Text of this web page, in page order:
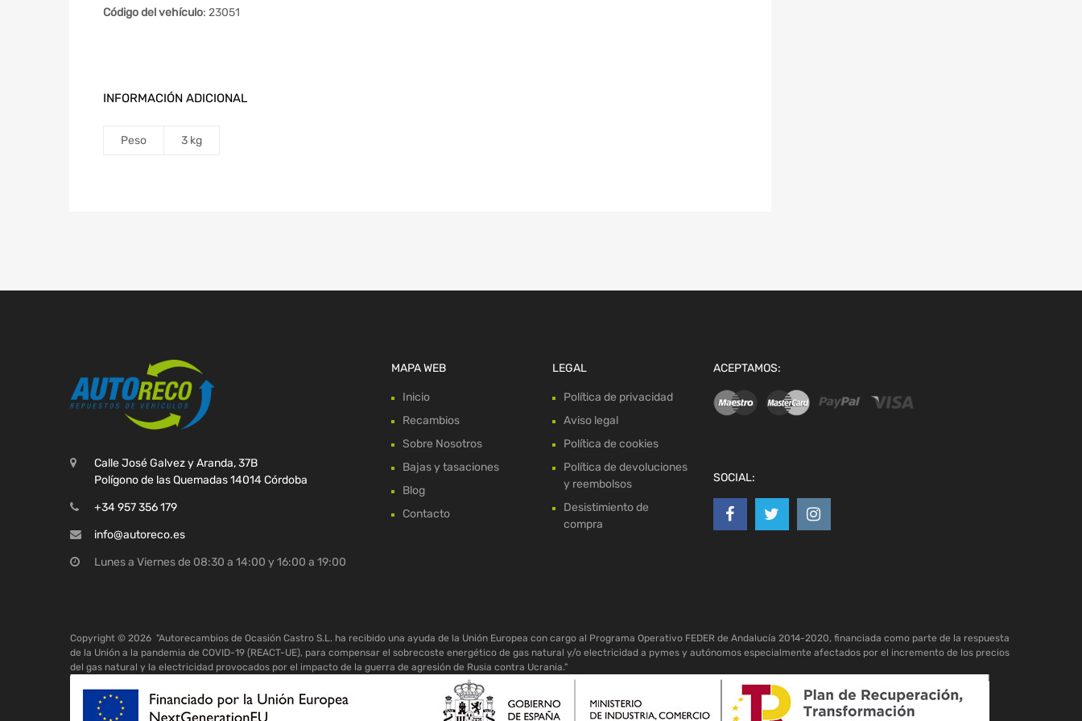
Código del vehículo: 23051
INFORMACIÓN ADICIONAL
Peso 3 kg
Calle José Galvez y Aranda, 37B
Polígono de las Quemadas 14014 Córdoba
+34 957 356 179
info@autoreco.es
Lunes a Viernes de 08:30 a 14:00 y 16:00 a 19:00
MAPA WEB
Inicio
Recambios
Sobre Nosotros
Bajas y tasaciones
Blog
Contacto
LEGAL
Política de privacidad
Aviso legal
Política de cookies
Política de devoluciones
y reembolsos
Desistimiento de
compra
ACEPTAMOS:
SOCIAL:
Copyright © 2026 "Autorecambios de Ocasión Castro S.L. ha recibido una ayuda de la Unión Europea con cargo al Programa Operativo FEDER de Andalucía 2014-2020, financiada como parte de la respuesta
de la Unión a la pandemia de COVID-19 (REACT-UE), para compensar el sobrecoste energético de gas natural y/o electricidad a pymes y autónomos especialmente afectados por el incremento de los precios
del gas natural y la electricidad provocados por el impacto de la guerra de agresión de Rusia contra Ucrania."